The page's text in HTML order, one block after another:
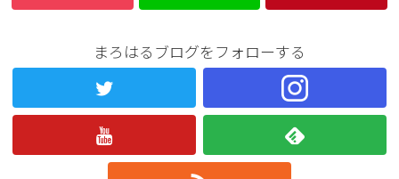
まろはるブログをフォローする